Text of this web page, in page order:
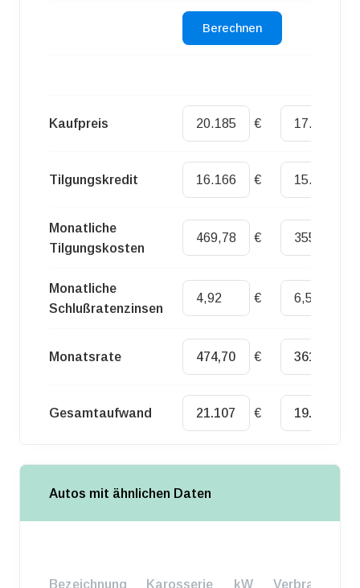
Kaufpreis €
Tilgungskredit €
Monatliche
Tilgungskosten
€
Monatliche
Schlußratenzinsen
€
Monatsrate €
Gesamtaufwand €
Autos mit ähnlichen Daten
Bezeichnung Karosserie kW Verbrauch